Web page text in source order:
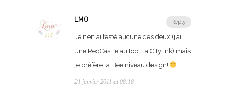
Reply
LMO
Je n’en ai testé aucune des deux (j’ai
une RedCastle au top! La Citylink) mais
je préfère la Bee niveau design!
21 janvier 2011 at 08:18